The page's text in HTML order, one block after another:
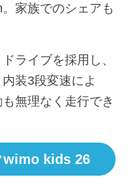
家族でのシェアも
ライブを採用し、
装3段変速によ
無理なく走行でき
wimo kids 26